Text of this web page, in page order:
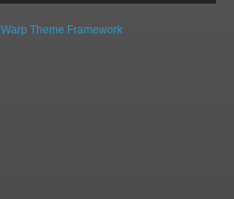
Warp Theme Framework